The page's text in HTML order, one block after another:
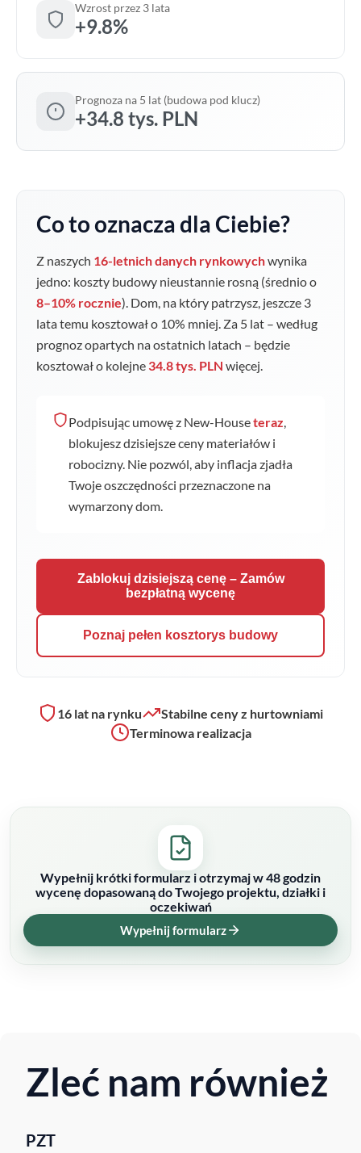
Wzrost przez 3 lata
+9.8%
Prognoza na 5 lat (budowa pod klucz)
+34.8 tys. PLN
Co to oznacza dla Ciebie?
Z naszych 16-letnich danych rynkowychwynika
jedno: koszty budowy nieustannie rosną (średnio o
8–10% rocznie). Dom, na który patrzysz, jeszcze 3
lata temu kosztował o 10% mniej. Za 5 lat – według
prognoz opartych na ostatnich latach – będzie
kosztował o kolejne 34.8 tys. PLN więcej.
Podpisując umowę z New-Houseteraz,
blokujesz dzisiejsze ceny materiałów i
robocizny. Nie pozwól, aby inflacja zjadła
Twoje oszczędności przeznaczone na
wymarzony dom.
Zablokuj dzisiejszą cenę – Zamów
bezpłatną wycenę
Poznaj pełen kosztorys budowy
16 lat na rynku
Stabilne ceny z hurtowniami
Terminowa realizacja
Wypełnij krótki formularz i otrzymaj w 48 godzin
wycenę dopasowaną do Twojego projektu, działki i
oczekiwań
Wypełnij formularz
Zleć nam również
PZT